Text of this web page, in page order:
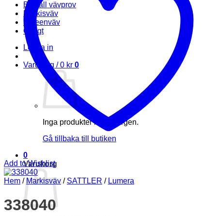
Beställ vävprov
Markisväv
Screenväv
Övrigt
Logga in
Varukorg /0 kr 0
Inga produkter i varukorgen.
Gå tillbaka till butiken
0
Varukorg
Add to Wishlist
Hem / Markisväv / SATTLER / Lumera
338040